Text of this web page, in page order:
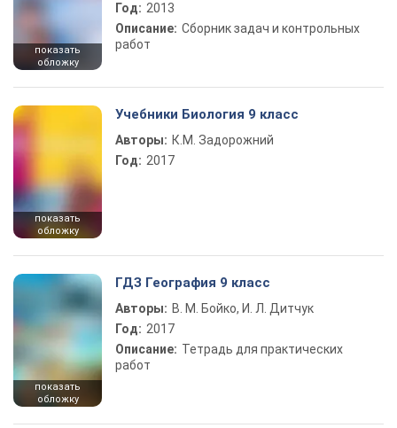
показать
обложку
Год: 2013
Описание: Сборник задач и контрольных
работ
показать
обложку
Учебники Биология 9 класс
Авторы: К.М. Задорожний
Год: 2017
показать
обложку
ГДЗ География 9 класс
Авторы: В. М. Бойко, И. Л. Дитчук
Год: 2017
Описание: Тетрадь для практических
работ